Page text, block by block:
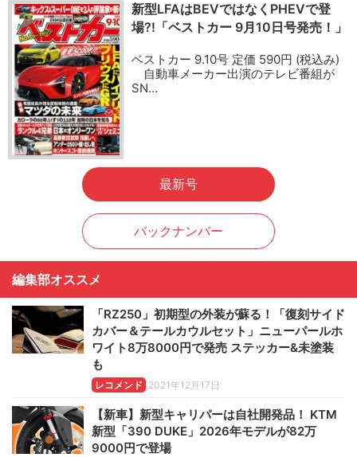
新型LFAはBEVではなくPHEVで登
場?!「ベストカー 9月10日号発売！」
ベストカー 9.10号 定価 590円 (税込み)
自動車メーカー出演のテレビ番組が
SN…
最新号
バックナンバー
編集部オススメ
「RZ250」初期型の外装が蘇る！「復刻サイド
カバー＆テールカウルセット」ニューパールホ
ワイト8万8000円で発売 ステッカー&未塗装
も
レコメンド 2021年12月17日
【新車】新型キャリパーは自社開発品！ KTM
新型「390 DUKE」2026年モデルが82万
9000円で登場